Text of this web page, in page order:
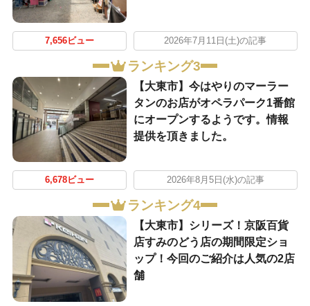
7,656ビュー 2026年7月11日(土)の記事
ランキング3
【大東市】今はやりのマーラー
タンのお店がオペラパーク1番館
にオープンするようです。情報
提供を頂きました。
6,678ビュー 2026年8月5日(水)の記事
ランキング4
【大東市】シリーズ！京阪百貨
店すみのどう店の期間限定ショ
ップ！今回のご紹介は人気の2店
舗